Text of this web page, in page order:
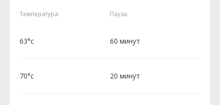
Температура: Пауза:
63°c 60 минут
70°c 20 минут